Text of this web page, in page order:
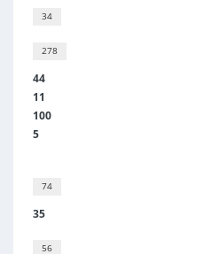
34
278
44
11
100
5
74
35
56